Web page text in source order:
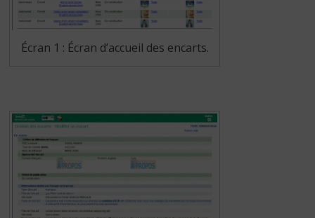
Écran 1 : Écran d’accueil des encarts.